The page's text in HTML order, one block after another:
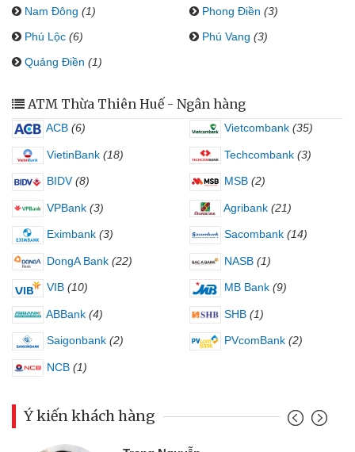
Nam Đông (1) Phong Điền (3)
Phú Lộc (6) Phú Vang (3)
Quảng Điền (1)
ATM Thừa Thiên Huế - Ngân hàng
ACB (6) Vietcombank (35)
VietinBank (18) Techcombank (3)
BIDV (8) MSB (2)
VPBank (3) Agribank (21)
Eximbank (3) Sacombank (14)
DongA Bank (22) NASB (1)
VIB (10) MB Bank (9)
ABBank (4) SHB (1)
Saigonbank (2) PVcomBank (2)
NCB (1)
Ý kiến khách hàng